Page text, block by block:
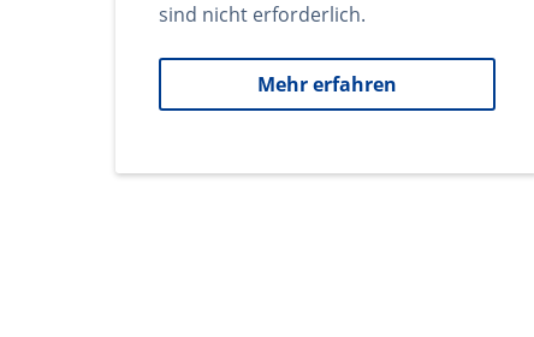
sind nicht erforderlich.
Mehr erfahren